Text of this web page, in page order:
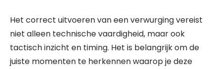
Het correct uitvoeren van een verwurging vereist
niet alleen technische vaardigheid, maar ook
tactisch inzicht en timing. Het is belangrijk om de
juiste momenten te herkennen waarop je deze